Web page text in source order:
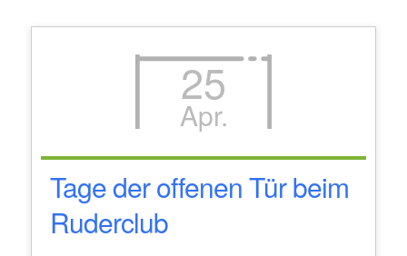
25
Apr.
Tage der offenen Tür beim
Ruderclub